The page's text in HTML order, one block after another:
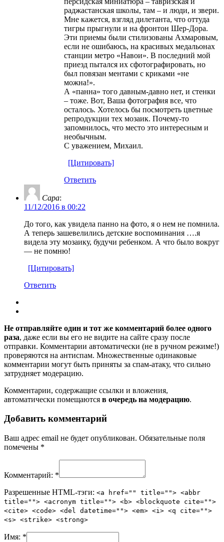
раджастанская школы, там – и люди, и звери.
Мне кажется, взгляд дилетанта, что оттуда
тигры прыгнули и на фронтон Шер-Дора.
Эти приемы были стилизованы Ахмаровым,
если не ошибаюсь, на красивых медальонах
станции метро «Навои». В последний мой
приезд пытался их сфотографировать, но
был повязан ментами с криками «не
можна!».
А «панна» того давным-давно нет, и стенки
– тоже. Вот, Ваша фотография все, что
осталось. Хотелось бы посмотреть цветные
репродукции тех мозаик. Почему-то
запомнилось, что место это интересным и
необычным.
С уважением, Михаил.
[Цитировать]
Ответить
Сара:
11/12/2016 в 00:22
До того, как увидела панно на фото, я о нем не помнила.
А теперь зашевелились детские воспоминания ….я
видела эту мозаику, будучи ребенком. А что было вокруг
— не помню!
[Цитировать]
Ответить
Не отправляйте один и тот же комментарий более одного
раза, даже если вы его не видите на сайте сразу после
отправки. Комментарии автоматически (не в ручном режиме!)
проверяются на антиспам. Множественные одинаковые
комментарии могут быть приняты за спам-атаку, что сильно
затрудняет модерацию.
Комментарии, содержащие ссылки и вложения,
автоматически помещаются в очередь на модерацию.
Добавить комментарий
Ваш адрес email не будет опубликован. Обязательные поля
помечены *
Комментарий: *
Разрешенные HTML-тэги: <a href="" title=""> <abbr
title=""> <acronym title=""> <b> <blockquote cite="">
<cite> <code> <del datetime=""> <em> <i> <q cite="">
<s> <strike> <strong>
Имя: *